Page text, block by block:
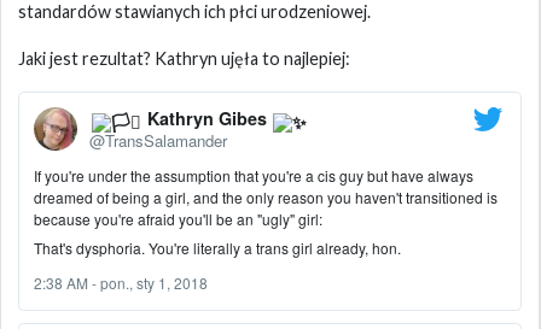
standardów stawianych ich płci urodzeniowej.
Jaki jest rezultat? Kathryn ujęła to najlepiej:
Kathryn Gibes
@TransSalamander
If you're under the assumption that you're a cis guy but have always
dreamed of being a girl, and the only reason you haven't transitioned is
because you're afraid you'll be an "ugly" girl:
That's dysphoria. You're literally a trans girl already, hon.
2:38 AM - pon., sty 1, 2018